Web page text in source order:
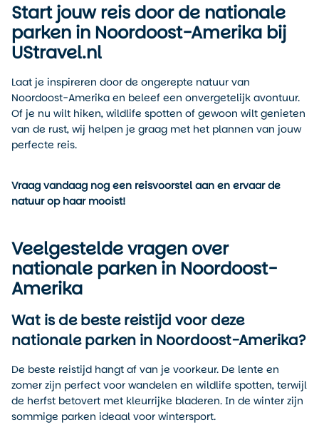
Start jouw reis door de nationale
parken in Noordoost-Amerika bij
UStravel.nl
Laat je inspireren door de ongerepte natuur van
Noordoost-Amerika en beleef een onvergetelijk avontuur.
Of je nu wilt hiken, wildlife spotten of gewoon wilt genieten
van de rust, wij helpen je graag met het plannen van jouw
perfecte reis.
Vraag vandaag nog een reisvoorstel aan en ervaar de
natuur op haar mooist!
Veelgestelde vragen over
nationale parken in Noordoost-
Amerika
Wat is de beste reistijd voor deze
nationale parken in Noordoost-Amerika?
De beste reistijd hangt af van je voorkeur. De lente en
zomer zijn perfect voor wandelen en wildlife spotten, terwijl
de herfst betovert met kleurrijke bladeren. In de winter zijn
sommige parken ideaal voor wintersport.